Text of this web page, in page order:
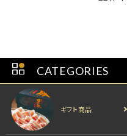
CATEGORIES
ギフト商品